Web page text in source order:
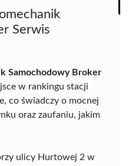
Serwis
Samochodowy Broker
w rankingu stacji
co świadczy o mocnej
oraz zaufaniu, jakim
ulicy Hurtowej 2 w